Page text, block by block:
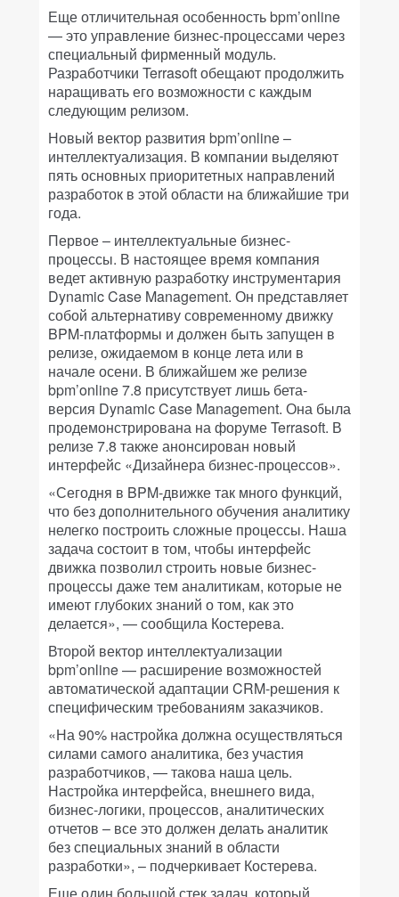
Еще отличительная особенность bpm’online
— это управление бизнес-процессами через
специальный фирменный модуль.
Разработчики Terrasoft обещают продолжить
наращивать его возможности с каждым
следующим релизом.
Новый вектор развития bpm’online –
интеллектуализация. В компании выделяют
пять основных приоритетных направлений
разработок в этой области на ближайшие три
года.
Первое – интеллектуальные бизнес-
процессы. В настоящее время компания
ведет активную разработку инструментария
Dynamic Case Management. Он представляет
собой альтернативу современному движку
BPM-платформы и должен быть запущен в
релизе, ожидаемом в конце лета или в
начале осени. В ближайшем же релизе
bpm’online 7.8 присутствует лишь бета-
версия Dynamic Case Management. Она была
продемонстрирована на форуме Terrasoft. В
релизе 7.8 также анонсирован новый
интерфейс «Дизайнера бизнес-процессов».
«Сегодня в BPM-движке так много функций,
что без дополнительного обучения аналитику
нелегко построить сложные процессы. Наша
задача состоит в том, чтобы интерфейс
движка позволил строить новые бизнес-
процессы даже тем аналитикам, которые не
имеют глубоких знаний о том, как это
делается», — сообщила Костерева.
Второй вектор интеллектуализации
bpm’online — расширение возможностей
автоматической адаптации CRM-решения к
специфическим требованиям заказчиков.
«На 90% настройка должна осуществляться
силами самого аналитика, без участия
разработчиков, — такова наша цель.
Настройка интерфейса, внешнего вида,
бизнес-логики, процессов, аналитических
отчетов – все это должен делать аналитик
без специальных знаний в области
разработки», – подчеркивает Костерева.
Еще один большой стек задач, который